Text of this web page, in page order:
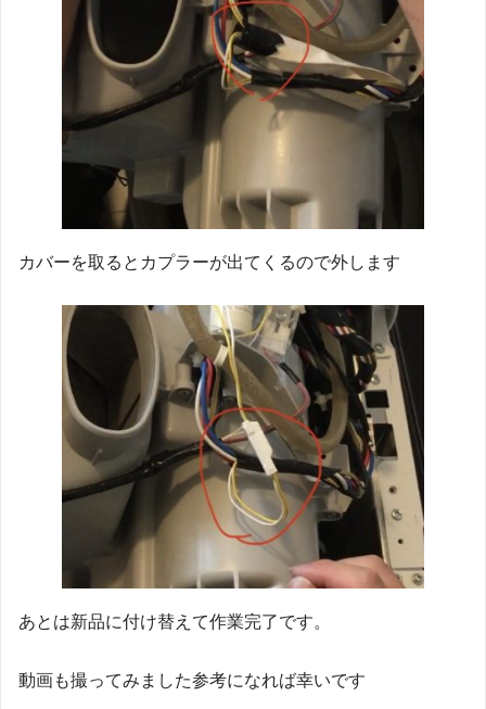
カバーを取るとカプラーが出てくるので外します
あとは新品に付け替えて作業完了です。
動画も撮ってみました参考になれば幸いです